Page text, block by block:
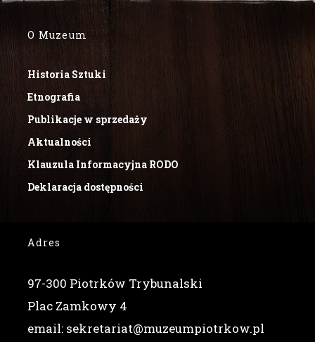
O Muzeum
Historia Sztuki
Etnografia
Publikacje w sprzedaży
Aktualności
Klauzula Informacyjna RODO
Deklaracja dostępności
Adres
97-300 Piotrków Trybunalski
Plac Zamkowy 4
email: sekretariat@muzeumpiotrkow.pl